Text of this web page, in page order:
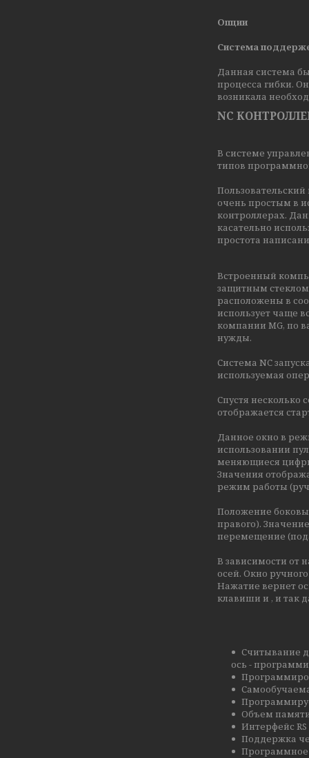
Опции
Система
Данная система
процесса гибки.
возникала
NC КОНТРОЛЛЕР
В системе
типов
очень простым в
контроллерах.
касательно
простота
Встроенный
защитным
расположены в
использует чаще
компании MG, по
нужды.
Система NC
используемая
Спустя несколько
отображается
Данное окно в
использовании
меняющиеся
Значения
режим работы
Положение
правого).
перемещение
В зависимости от
осей. Окно
Нажатие вернет
клавиши и , и так
Считывание
ось -
Объем
Интерфейс RS
Поддержка
Программное